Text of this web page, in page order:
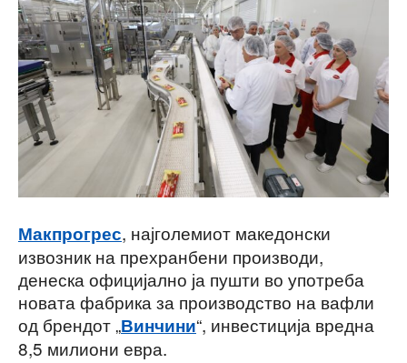
Макпрогрес, најголемиот македонски
извозник на прехранбени производи,
денеска официјално ја пушти во употреба
новата фабрика за производство на вафли
од брендот „Винчини“, инвестиција вредна
8,5 милиони евра.